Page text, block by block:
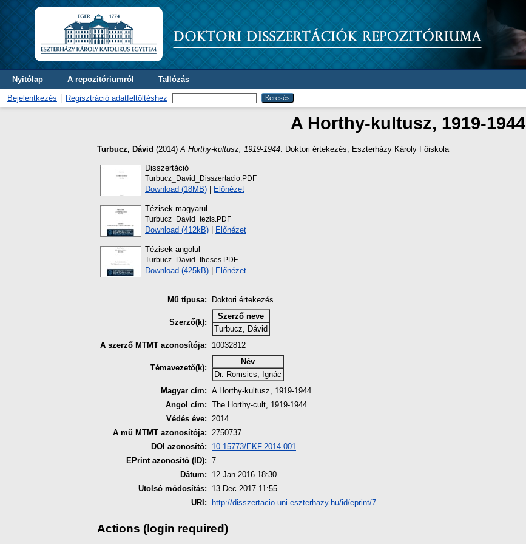
Nyitólap A repozitóriumról Tallózás
Bejelentkezés Regisztráció adatfeltöltéshez
A Horthy-kultusz, 1919-1944
Turbucz, Dávid (2014) A Horthy-kultusz, 1919-1944 . Doktori értekezés, Eszterházy Károly Főiskola
Disszertáció
Turbucz_David_Disszertacio.PDF
Download (18MB) | Előnézet
Tézisek magyarul
Turbucz_David_tezis.PDF
Download (412kB) | Előnézet
Tézisek angolul
Turbucz_David_theses.PDF
Download (425kB) | Előnézet
Mű típusa: Doktori értekezés
Szerző(k):
Szerző neve
Turbucz, Dávid
A szerző MTMT azonosítója:
10032812
Témavezető(k):
Név
Dr. Romsics, Ignác
Magyar cím: A Horthy-kultusz, 1919-1944
Angol cím: The Horthy-cult, 1919-1944
Védés éve: 2014
A mű MTMT azonosítója: 2750737
DOI azonosító:
10.15773/EKF.2014.001
EPrint azonosító (ID): 7
Dátum:
12 Jan 2016 18:30
Utolsó módosítás:
13 Dec 2017 11:55
URI:
http://disszertacio.uni-eszterhazy.hu/id/eprint/7
Actions (login required)